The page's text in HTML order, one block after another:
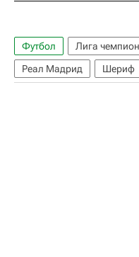
Футбол
Лига
Реал Мадрид
Шериф